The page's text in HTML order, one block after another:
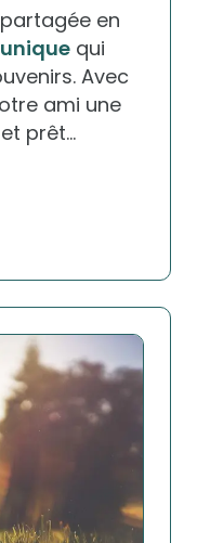
en
qui
Avec
ami une
prêt…